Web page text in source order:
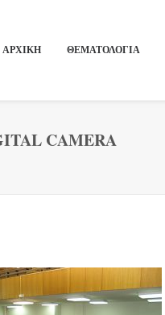
ΑΡΧΙΚΗ ΘΕΜΑΤΟΛΟΓΙΑ
CAMERA